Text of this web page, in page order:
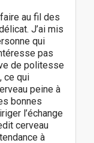
au fil des
J’ai mis
qui
pas
de politesse
ce qui
peine à
bonnes
l’échange
cerveau
à